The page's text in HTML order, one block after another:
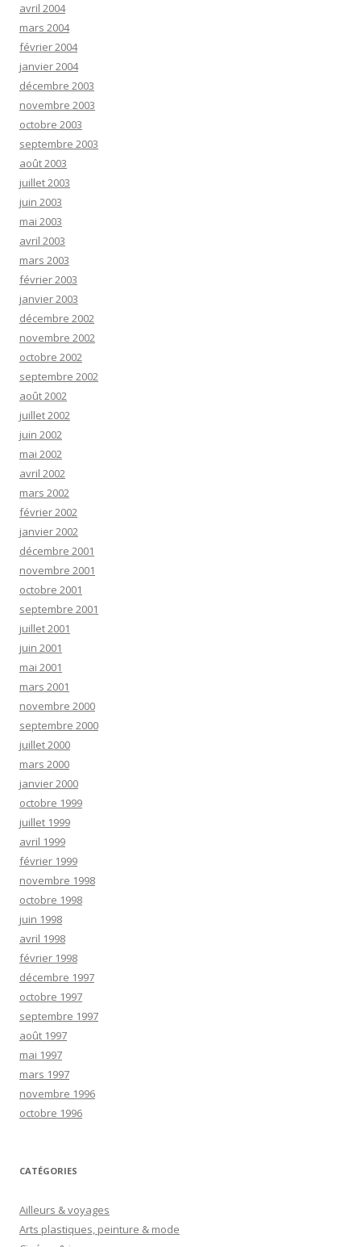
avril 2004
mars 2004
février 2004
janvier 2004
décembre 2003
novembre 2003
octobre 2003
septembre 2003
août 2003
juillet 2003
juin 2003
mai 2003
avril 2003
mars 2003
février 2003
janvier 2003
décembre 2002
novembre 2002
octobre 2002
septembre 2002
août 2002
juillet 2002
juin 2002
mai 2002
avril 2002
mars 2002
février 2002
janvier 2002
décembre 2001
novembre 2001
octobre 2001
septembre 2001
juillet 2001
juin 2001
mai 2001
mars 2001
novembre 2000
septembre 2000
juillet 2000
mars 2000
janvier 2000
octobre 1999
juillet 1999
avril 1999
février 1999
novembre 1998
octobre 1998
juin 1998
avril 1998
février 1998
décembre 1997
octobre 1997
septembre 1997
août 1997
mai 1997
mars 1997
novembre 1996
octobre 1996
CATÉGORIES
Ailleurs & voyages
Arts plastiques, peinture & mode